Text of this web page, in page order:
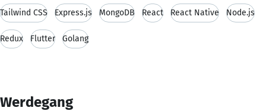
Tailwind CSS Express.js MongoDB React React Native Node.js
Redux Flutter Golang
Werdegang